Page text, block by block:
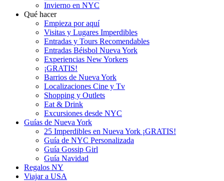
Invierno en NYC
Qué hacer
Empieza por aquí
Visitas y Lugares Imperdibles
Entradas y Tours Recomendables
Entradas Béisbol Nueva York
Experiencias New Yorkers
¡GRATIS!
Barrios de Nueva York
Localizaciones Cine y Tv
Shopping y Outlets
Eat & Drink
Excursiones desde NYC
Guías de Nueva York
25 Imperdibles en Nueva York ¡GRATIS!
Guía de NYC Personalizada
Guía Gossip Girl
Guía Navidad
Regalos NY
Viajar a USA